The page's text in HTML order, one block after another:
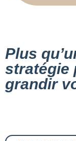
Plus
stratégie
grandir